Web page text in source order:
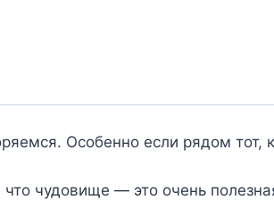
Особенно если рядом тот,
чудовище — это очень